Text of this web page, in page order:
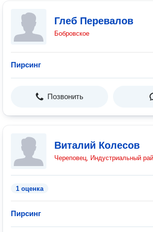
Глеб Перевалов
Бобровское
Пирсинг
Позвонить
Виталий Колесов
Череповец, Индустриальный
1 оценка
Пирсинг